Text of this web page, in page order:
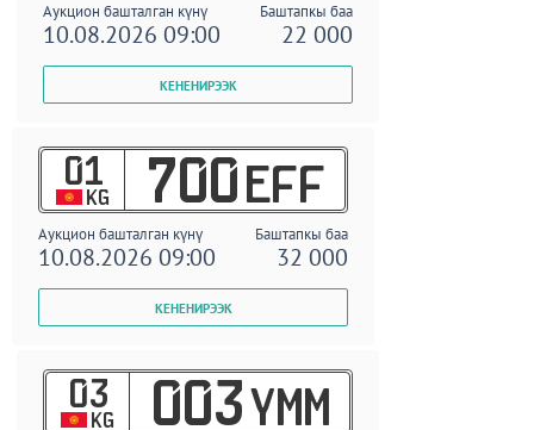
Аукцион башталган күнү Баштапкы баа
10.08.2026 09:00 22 000
01
KG 700 EFF
Аукцион башталган күнү Баштапкы баа
10.08.2026 09:00 32 000
03
KG 003 YMM